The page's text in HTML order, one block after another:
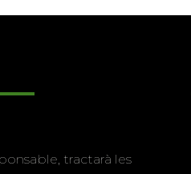
tractarà les